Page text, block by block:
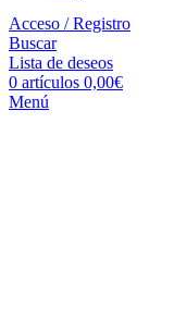
Acceso / Registro
Buscar
Lista de deseos
0 artículos 0,00€
Menú